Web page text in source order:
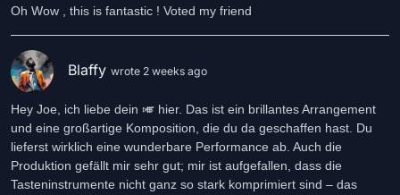
Oh Wow , this is fantastic ! Voted my friend
Blaffy wrote 2 weeks ago
Hey Joe, ich liebe dein 🎺 hier. Das ist ein brillantes Arrangement
und eine großartige Komposition, die du da geschaffen hast. Du
lieferst wirklich eine wunderbare Performance ab. Auch die
Produktion gefällt mir sehr gut; mir ist aufgefallen, dass die
Tasteninstrumente nicht ganz so stark komprimiert sind – das